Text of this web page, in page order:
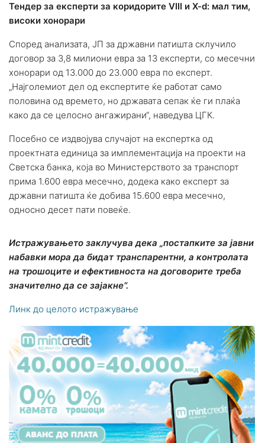
Тендер за експерти за коридорите VIII и X-d: мал тим,
високи хонорари
Според анализата, ЈП за државни патишта склучило
договор за 3,8 милиони евра за 13 експерти, со месечни
хонорари од 13.000 до 23.000 евра по експерт.
„Најголемиот дел од експертите ќе работат само
половина од времето, но државата сепак ќе ги плаќа
како да се целосно ангажирани“, наведува ЦГК.
Посебно се издвојува случајот на експертка од
проектната единица за имплементација на проекти на
Светска банка, која во Министерството за транспорт
прима 1.600 евра месечно, додека како експерт за
државни патишта ќе добива 15.600 евра месечно,
односно десет пати повеќе.
Истражувањето заклучува дека „постапките за јавни
набавки мора да бидат транспарентни, а контролата
на трошоците и ефективноста на договорите треба
значително да се зајакне“.
Линк до целото истражување